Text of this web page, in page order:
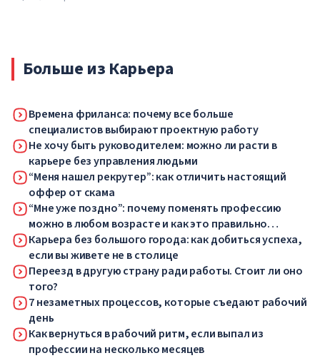
Больше из Карьера
Времена фриланса: почему все больше
специалистов выбирают проектную работу
Не хочу быть руководителем: можно ли расти в
карьере без управления людьми
“Меня нашел рекрутер”: как отличить настоящий
оффер от скама
“Мне уже поздно”: почему поменять профессию
можно в любом возрасте и как это правильно
сделать
Карьера без большого города: как добиться успеха,
если вы живете не в столице
Переезд в другую страну ради работы. Стоит ли оно
того?
7 незаметных процессов, которые съедают рабочий
день
Как вернуться в рабочий ритм, если выпал из
профессии на несколько месяцев